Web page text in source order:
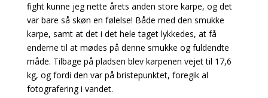
fight kunne jeg nette årets anden store karpe, og det
var bare så skøn en følelse! Både med den smukke
karpe, samt at det i det hele taget lykkedes, at få
enderne til at mødes på denne smukke og fuldendte
måde. Tilbage på pladsen blev karpenen vejet til 17,6
kg, og fordi den var på bristepunktet, foregik al
fotografering i vandet.